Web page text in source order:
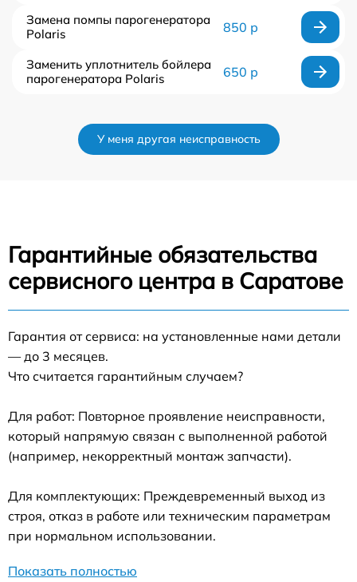
Замена помпы парогенератора
Polaris
850 р
Заменить уплотнитель бойлера
парогенератора Polaris
650 р
У меня другая неисправность
Гарантийные обязательства
сервисного центра в Саратове
Гарантия от сервиса: на установленные нами детали
— до 3 месяцев.
Что считается гарантийным случаем?
Для работ: Повторное проявление неисправности,
который напрямую связан с выполненной работой
(например, некорректный монтаж запчасти).
Для комплектующих: Преждевременный выход из
строя, отказ в работе или техническим параметрам
при нормальном использовании.
Показать полностью